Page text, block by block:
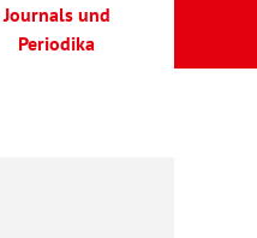
Journals und
Periodika